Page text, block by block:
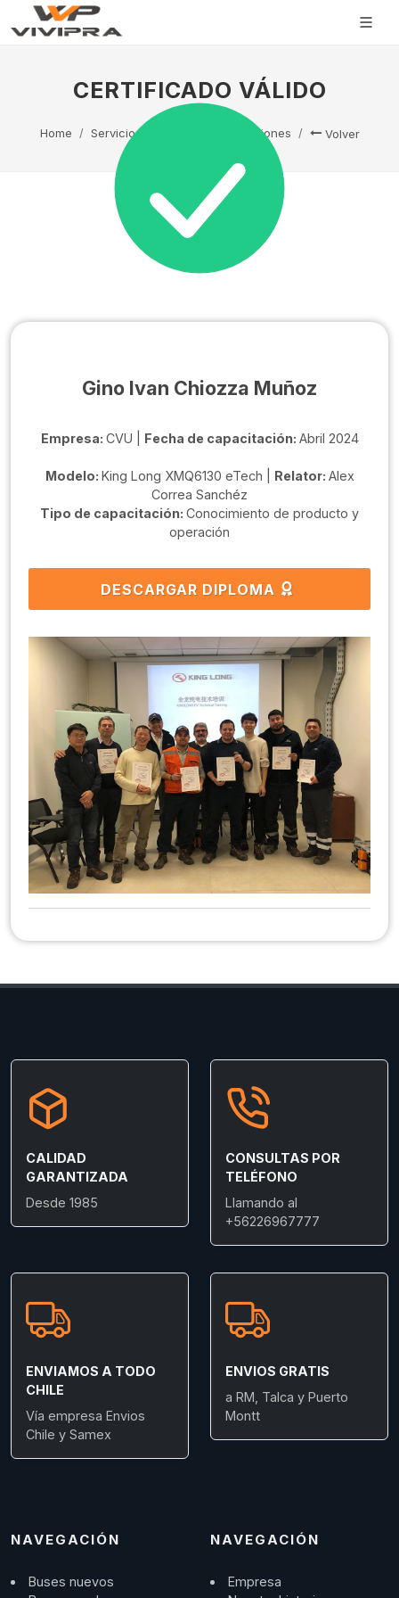
CERTIFICADO VÁLIDO
Home Servicio Técnico Capacitaciones Volver
Gino Ivan Chiozza Muñoz
Empresa: CVU | Fecha de capacitación: Abril 2024
Modelo: King Long XMQ6130 eTech | Relator: Alex
Correa Sanchéz
Tipo de capacitación: Conocimiento de producto y
operación
DESCARGAR DIPLOMA
CALIDAD
GARANTIZADA
Desde 1985
CONSULTAS POR
TELÉFONO
Llamando al
+56226967777
ENVIAMOS A TODO
CHILE
Vía empresa Envios
Chile y Samex
ENVIOS GRATIS
a RM, Talca y Puerto
Montt
NAVEGACIÓN
Buses nuevos
NAVEGACIÓN
Empresa